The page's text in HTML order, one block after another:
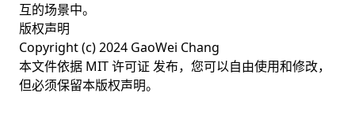
互的场景中。
版权声明
Copyright (c) 2024 GaoWei Chang
本文件依据 MIT 许可证 发布，您可以自由使用和修改，
但必须保留本版权声明。